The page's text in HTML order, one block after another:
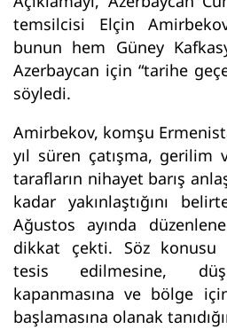
temsilcisi Elçin
bunun hem Güney
Azerbaycan için “tarihe
söyledi.
Amirbekov, komşu
yıl süren çatışma, gerilim
tarafların nihayet barış
kadar yakınlaştığını
Ağustos ayında
dikkat çekti. Söz konusu
tesis edilmesine,
kapanmasına ve bölge
başlamasına olanak